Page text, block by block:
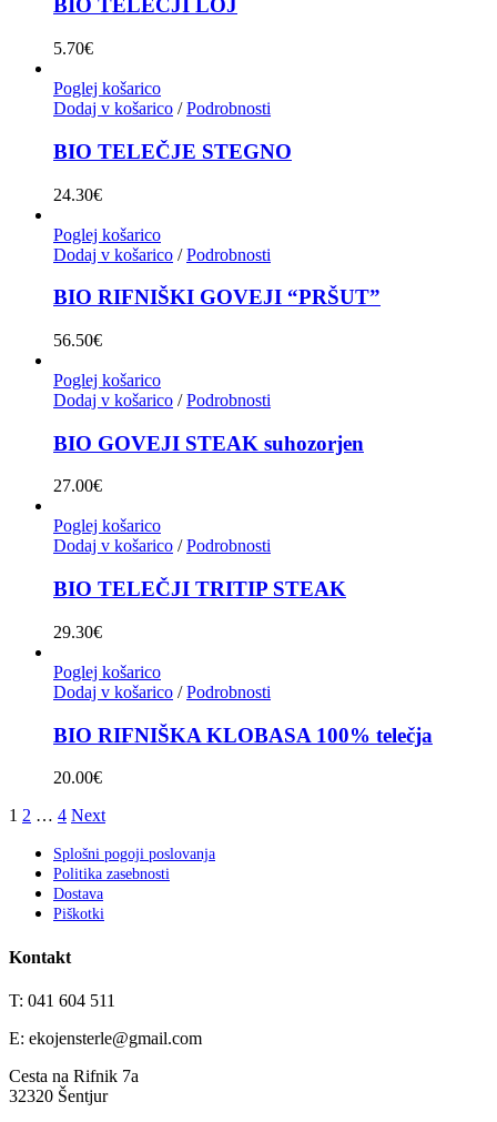
BIO TELEČJI LOJ
5.70€
Poglej košarico
Dodaj v košarico / Podrobnosti
BIO TELEČJE STEGNO
24.30€
Poglej košarico
Dodaj v košarico / Podrobnosti
BIO RIFNIŠKI GOVEJI “PRŠUT”
56.50€
Poglej košarico
Dodaj v košarico / Podrobnosti
BIO GOVEJI STEAK suhozorjen
27.00€
Poglej košarico
Dodaj v košarico / Podrobnosti
BIO TELEČJI TRITIP STEAK
29.30€
Poglej košarico
Dodaj v košarico / Podrobnosti
BIO RIFNIŠKA KLOBASA 100% telečja
20.00€
1 2 … 4 Next
Splošni pogoji poslovanja
Politika zasebnosti
Dostava
Piškotki
Kontakt
T: 041 604 511
E: ekojensterle@gmail.com
Cesta na Rifnik 7a
32320 Šentjur